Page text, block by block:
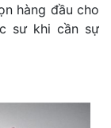
hàng đầu cho
sư khi cần sự